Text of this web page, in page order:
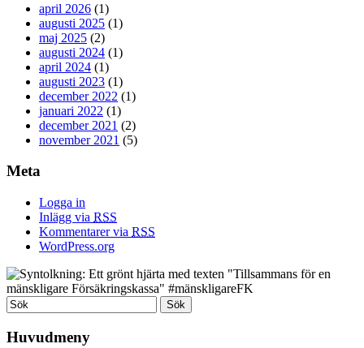
april 2026 (1)
augusti 2025 (1)
maj 2025 (2)
augusti 2024 (1)
april 2024 (1)
augusti 2023 (1)
december 2022 (1)
januari 2022 (1)
december 2021 (2)
november 2021 (5)
Meta
Logga in
Inlägg via RSS
Kommentarer via RSS
WordPress.org
Huvudmeny